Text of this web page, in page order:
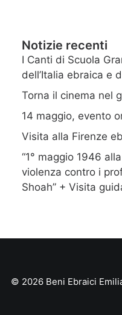
Notizie recenti
I Canti di Scuola
dell’Italia ebraica e
Torna il cinema nel
14 maggio, evento
Visita alla Firenze
“1° maggio 1946
violenza contro i
Shoah” + Visita
© 2026 Beni Ebraici